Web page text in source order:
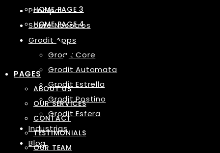
Principal
Sobre Nosotros
Grodit Apps
Grodit Core
Grodit Automata
Grodit Estrella
Grodit Postino
Grodit Esfera
Industrias
Blog
HOME PAGE 3
HOME PAGE 4
PAGES
ABOUT US
OUR SERVICES
CONTACT
TESTIMONIALS
OUR TEAM